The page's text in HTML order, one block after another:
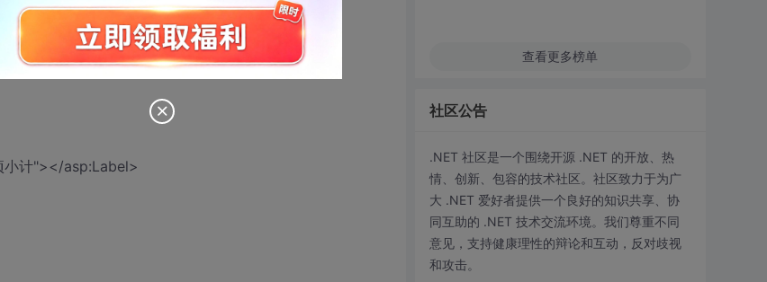
计"></asp:Label>
查看更多榜单
社区公告
.NET 社区是一个围绕开源 .NET 的开放、热
情、创新、包容的技术社区。社区致力于为广
大 .NET 爱好者提供一个良好的知识共享、协
同互助的 .NET 技术交流环境。我们尊重不同
意见，支持健康理性的辩论和互动，反对歧视
和攻击。